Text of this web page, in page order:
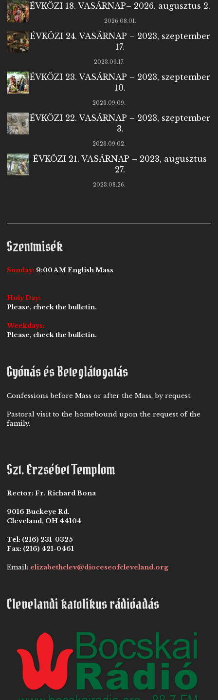
ÉVKÖZI 18. VASÁRNAP– 2026. augusztus 2.
2026.08.01.
ÉVKÖZI 24. VASÁRNAP – 2023, szeptember
17.
2023.09.17.
ÉVKÖZI 23. VASÁRNAP – 2023, szeptember
10.
2023.09.09.
ÉVKÖZI 22. VASÁRNAP – 2023, szeptember
3.
2023.09.02.
ÉVKÖZI 21. VASÁRNAP – 2023, augusztus
27.
2023.08.26.
Szentmisék
Sunday: 9:00 AM English Mass
Holy Day:
Please, check the bulletin.
Weekdays:
Please, check the bulletin.
Gyónás és Beteglátogatás
Confessions before Mass or after the Mass, by request.
Pastoral visit to the homebound upon the request of the
family.
Szt. Erzsébet Templom
Rector: Fr. Richard Bona
9016 Buckeye Rd.
Cleveland, OH 44104
Tel: (216) 231-0325
Fax: (216) 421-0461
Email: elizabethclev@dioceseofcleveland.org
Clevelandi katolikus rádióadás